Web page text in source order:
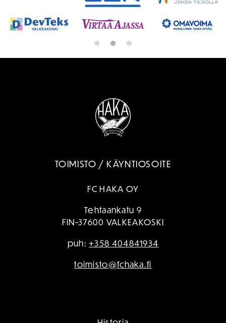
TOIMISTO / KÄYNTIOSOITE
FC HAKA OY
Tehtaankatu 9
FIN-37600 VALKEAKOSKI
puh:+358 404841934
toimisto@fchaka.fi